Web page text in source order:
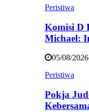
Peristiwa
Komisi D
Michael:
05/08/2026
Peristiwa
Pokja